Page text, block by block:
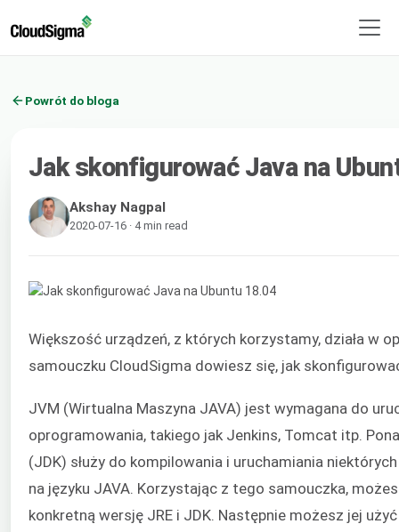
Powrót do bloga
Jak skonfigurować Java na
Akshay Nagpal
2020-07-16 · 4 min read
Większość urządzeń, z których korzystamy, działa w
samouczku CloudSigma dowiesz się, jak
JVM (Wirtualna Maszyna JAVA) jest wymagana do
oprogramowania, takiego jak Jenkins, Tomcat itp.
(JDK) służy do kompilowania i uruchamiania
na języku JAVA. Korzystając z tego samouczka,
konkretną wersję JRE i JDK. Następnie możesz jej